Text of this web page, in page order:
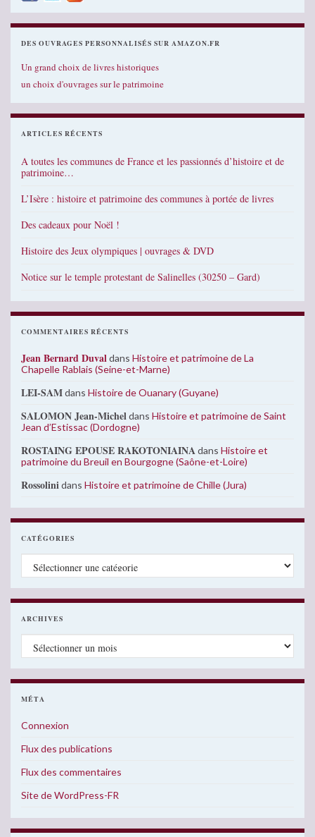
DES OUVRAGES PERSONNALISÉS SUR AMAZON.FR
Un grand choix de livres historiques
un choix d'ouvrages sur le patrimoine
ARTICLES RÉCENTS
A toutes les communes de France et les passionnés d’histoire et de
patrimoine…
L’Isère : histoire et patrimoine des communes à portée de livres
Des cadeaux pour Noël !
Histoire des Jeux olympiques | ouvrages & DVD
Notice sur le temple protestant de Salinelles (30250 – Gard)
COMMENTAIRES RÉCENTS
Jean Bernard Duvaldans Histoire et patrimoine de La
Chapelle Rablais (Seine-et-Marne)
LEI-SAMdans Histoire de Ouanary (Guyane)
SALOMON Jean-Micheldans Histoire et patrimoine de Saint
Jean d’Estissac (Dordogne)
ROSTAING EPOUSE RAKOTONIAINAdans Histoire et
patrimoine du Breuil en Bourgogne (Saône-et-Loire)
Rossolinidans Histoire et patrimoine de Chille (Jura)
CATÉGORIES
Catégories
ARCHIVES
Archives
MÉTA
Connexion
Flux des publications
Flux des commentaires
Site de WordPress-FR